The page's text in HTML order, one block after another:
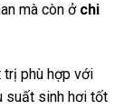
mà còn ở chi
phù hợp với
suất sinh hơi tốt